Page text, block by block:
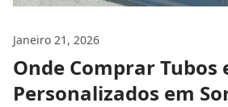
Janeiro 21, 2026
Onde Comprar Tubos
Personalizados em